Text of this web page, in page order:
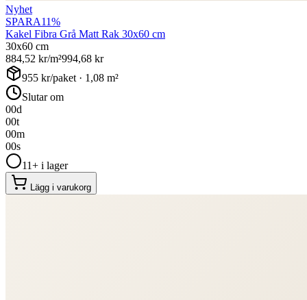
Nyhet
SPARA11%
Kakel Fibra Grå Matt Rak 30x60 cm
30x60 cm
884,52 kr/m²994,68 kr
955 kr/paket · 1,08 m²
Slutar om
00d
00t
00m
00s
11+ i lager
Lägg i varukorg